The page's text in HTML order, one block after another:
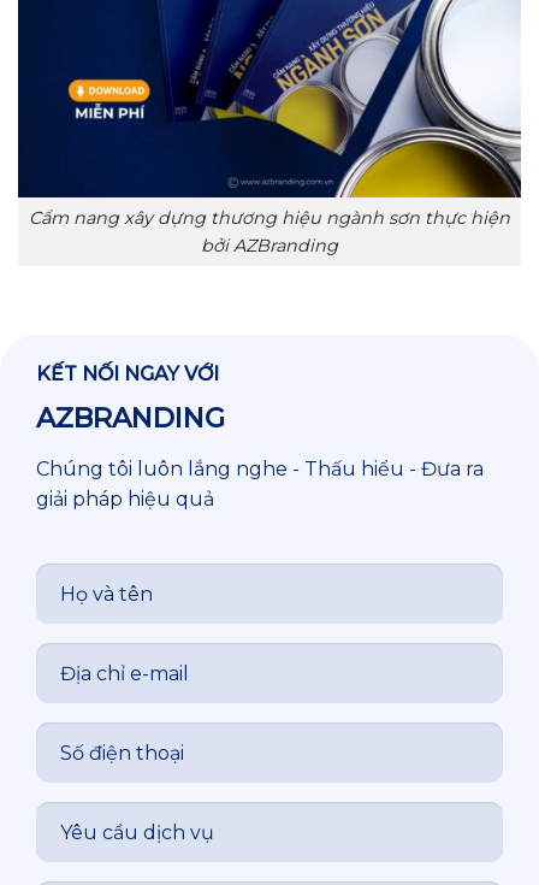
Cẩm nang xây dựng thương hiệu ngành sơn thực hiện
bởi AZBranding
KẾT NỐI NGAY VỚI
AZBRANDING
Chúng tôi luôn lắng nghe - Thấu hiểu - Đưa ra
giải pháp hiệu quả